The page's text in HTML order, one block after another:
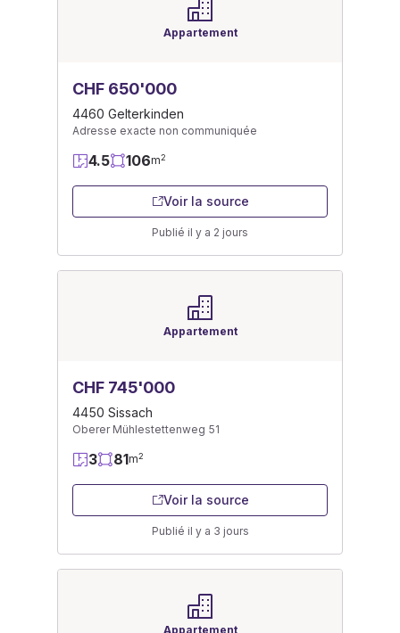
Appartement
CHF 650'000
4460 Gelterkinden
Adresse exacte non communiquée
4.5 106m2
Voir la source
Publié il y a 2 jours
Appartement
CHF 745'000
4450 Sissach
Oberer Mühlestettenweg 51
3 81m2
Voir la source
Publié il y a 3 jours
Appartement